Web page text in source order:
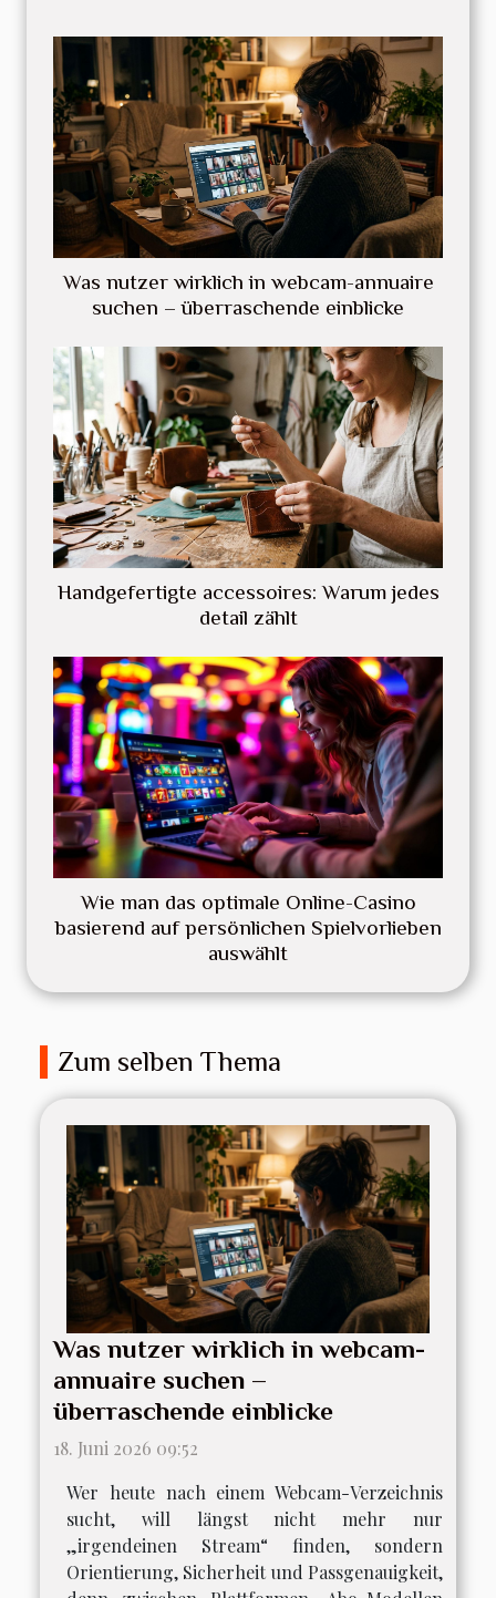
Was nutzer wirklich in webcam-annuaire
suchen – überraschende einblicke
Handgefertigte accessoires: Warum jedes
detail zählt
Wie man das optimale Online-Casino
basierend auf persönlichen Spielvorlieben
auswählt
Zum selben Thema
Was nutzer wirklich in webcam-
annuaire suchen –
überraschende einblicke
18. Juni 2026 09:52
Wer heute nach einem Webcam-Verzeichnis
sucht, will längst nicht mehr nur
„irgendeinen Stream“ finden, sondern
Orientierung, Sicherheit und Passgenauigkeit,